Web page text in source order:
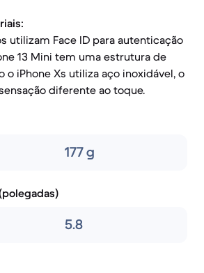
utilizam Face ID para autenticação
13 Mini tem uma estrutura de
o iPhone Xs utiliza aço inoxidável, o
diferente ao toque.
177 g
5.8